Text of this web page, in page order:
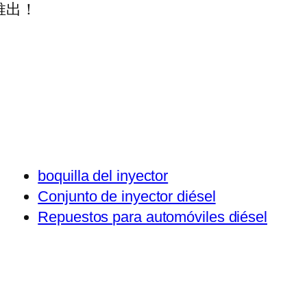
！
boquilla del inyector
Conjunto de inyector diésel
Repuestos para automóviles diésel